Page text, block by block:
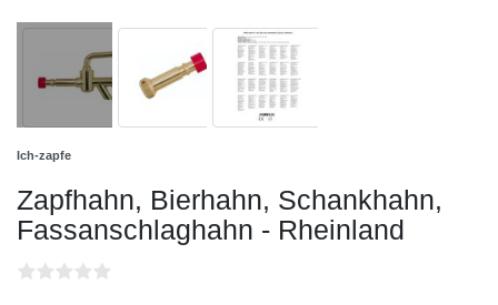
Ich-zapfe
Zapfhahn, Bierhahn, Schankhahn,
Fassanschlaghahn - Rheinland